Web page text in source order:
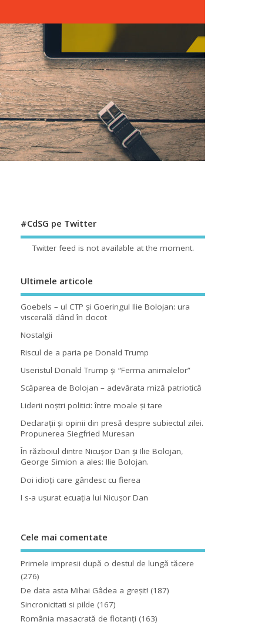
#CdSG pe Twitter
Twitter feed is not available at the moment.
Ultimele articole
Goebels – ul CTP şi Goeringul Ilie Bolojan: ura
viscerală dând în clocot
Nostalgii
Riscul de a paria pe Donald Trump
Useristul Donald Trump şi “Ferma animalelor”
Scăparea de Bolojan – adevărata miză patriotică
Liderii noştri politici: între moale şi tare
Declaraţii şi opinii din presă despre subiectul zilei.
Propunerea Siegfried Muresan
În războiul dintre Nicuşor Dan şi Ilie Bolojan,
George Simion a ales: Ilie Bolojan.
Doi idioţi care gândesc cu fierea
I s-a uşurat ecuaţia lui Nicuşor Dan
Cele mai comentate
Primele impresii după o destul de lungă tăcere
(276)
De data asta Mihai Gâdea a greşit! (187)
Sincronicitati si pilde (167)
România masacrată de flotanţi (163)